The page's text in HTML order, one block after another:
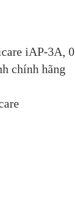
iAP-3A,
chính hãng